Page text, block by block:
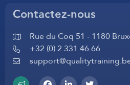
Contactez-nous
Rue du Coq 51 - 1180
+32 (0) 2 331 46 66